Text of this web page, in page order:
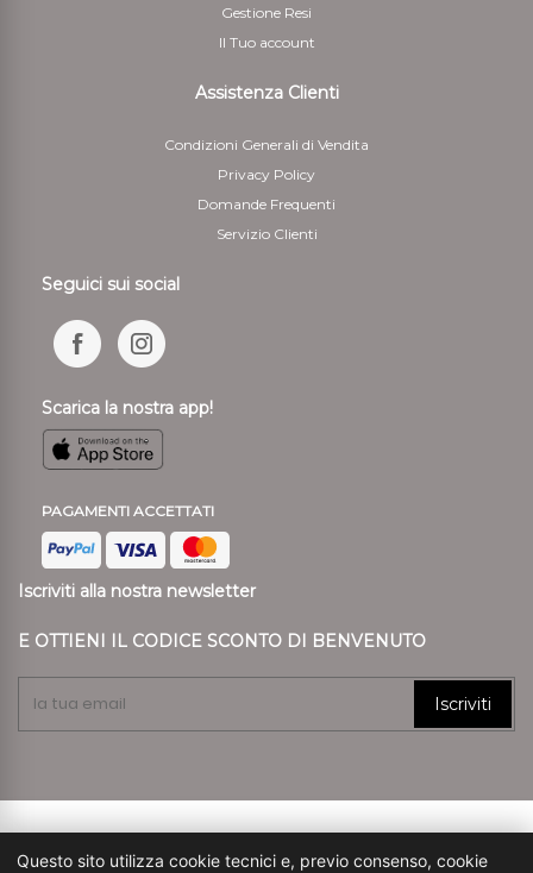
Gestione Resi
Il Tuo account
Assistenza Clienti
Condizioni Generali di Vendita
Privacy Policy
Domande Frequenti
Servizio Clienti
Seguici sui social
Scarica la nostra app!
PAGAMENTI ACCETTATI
Iscriviti alla nostra newsletter
E OTTIENI IL CODICE SCONTO DI BENVENUTO
Iscriviti
© 2024 Ronca Style P.I. 01807890239 REA VR 197557
Capitale Sociale € 45.900
Questo sito utilizza cookie tecnici e, previo consenso, cookie